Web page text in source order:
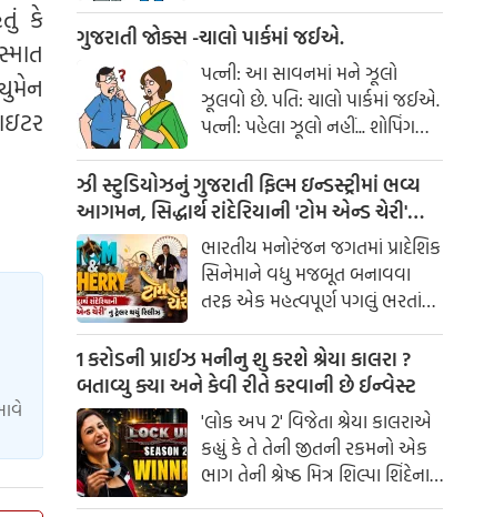
કે
ગુજરાતી જોક્સ -ચાલો પાર્કમાં જઈએ.
પત્ની: આ સાવનમાં મને ઝૂલો
ઝૂલવો છે. પતિ: ચાલો પાર્કમાં જઈએ.
પત્ની: પહેલા ઝૂલો નહીં... શોપિંગ
કરાવ!
ઝી સ્ટુડિયોઝનું ગુજરાતી ફિલ્મ ઇન્ડસ્ટ્રીમાં ભવ્ય
આગમન, સિદ્ધાર્થ રાંદેરિયાની 'ટોમ એન્ડ ચેરી'
સાથે કરશે શરૂઆત; ટ્રેલર થયું રિલીઝ
ભારતીય મનોરંજન જગતમાં પ્રાદેશિક
સિનેમાને વધુ મજબૂત બનાવવા
તરફ એક મહત્વપૂર્ણ પગલું ભરતાં
ઝી સ્ટુડિયોઝે ગુજરાતી ફિલ્મ
ઇન્ડસ્ટ્રીમાં પોતાની સત્તાવાર
એન્ટ્રીની જાહેરાત કરી છે.
1 કરોડની પ્રાઈઝ મનીનુ શુ કરશે શ્રેયા કાલરા ?
બતાવ્યુ ક્યા અને કેવી રીતે કરવાની છે ઈન્વેસ્ટ
'લોક અપ 2' વિજેતા શ્રેયા કાલરાએ
કહ્યું કે તે તેની જીતની રકમનો એક
ભાગ તેની શ્રેષ્ઠ મિત્ર શિલ્પા શિંદેના
આશ્રય ગૃહમાં દાન કરશે.